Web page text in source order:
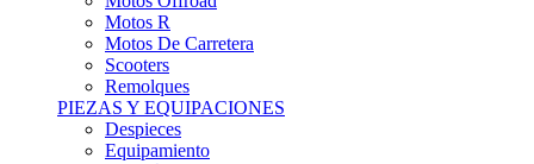
Motos R
Motos De Carretera
Scooters
Remolques
PIEZAS Y EQUIPACIONES
Despieces
Equipamiento